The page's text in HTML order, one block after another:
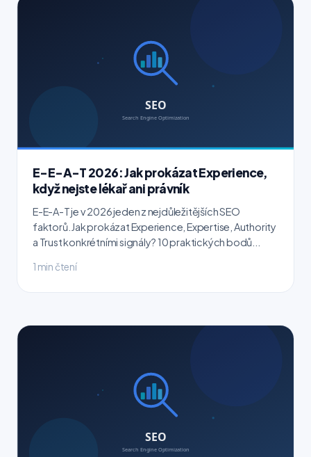
E-E-A-T 2026: Jak prokázat Experience,
když nejste lékař ani právník
E-E-A-T je v 2026 jeden z nejdůležitějších SEO
faktorů. Jak prokázat Experience, Expertise, Authority
a Trust konkrétními signály? 10 praktických bodů...
1 min čtení